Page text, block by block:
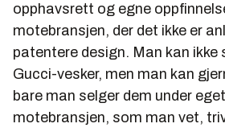
opphavsrett og egne
motebransjen, der det ikke er
patentere design. Man kan ikke
Gucci-vesker, men man kan
bare man selger dem under
motebransjen, som man vet,